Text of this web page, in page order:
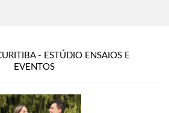
- ESTÚDIO ENSAIOS E
EVENTOS